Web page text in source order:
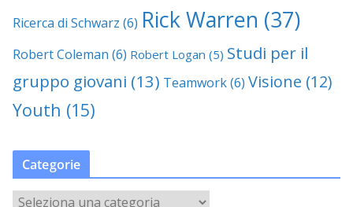
Ricerca di Schwarz (6) Rick Warren (37)
Robert Coleman (6) Robert Logan (5) Studi per il
gruppo giovani (13) Teamwork(6) Visione (12)
Youth (15)
Categorie